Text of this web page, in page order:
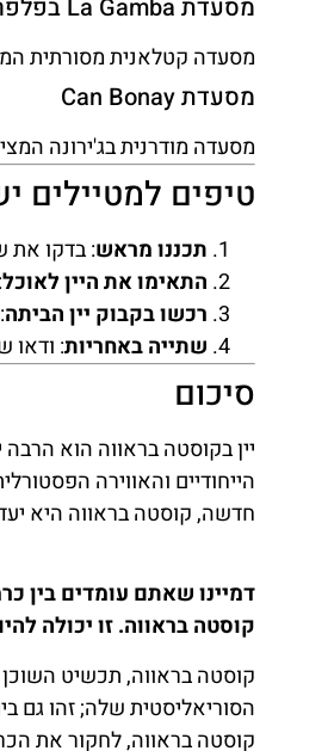
מסעדת La Gamba בפלפרוג'ל
מסעדה קטלאנית מסורתית
מסעדת Can Bonay
מסעדה מודרנית בג'ירונה
טיפים למטיילים
תכננו מראש: בדקו את
התאימו את היין לאוכל
רכשו בקבוק יין הביתה
שתייה באחריות: ודאו
סיכום
יין בקוסטה בראווה הוא
הייחודיים והאווירה
חדשה, קוסטה בראווה היא
דמיינו שאתם עומדים בין
קוסטה בראווה. זו יכולה
קוסטה בראווה, תכשיט
הסוריאליסטית שלה; זהו גם
קוסטה בראווה, לחקור את